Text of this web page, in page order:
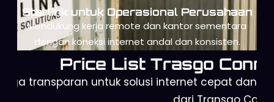
Starlink untuk Operasional Perusahaan
Mendukung kerja remote dan kantor sementara
dengan koneksi internet andal dan konsisten.
Price List Trasgo
transparan untuk solusi internet cepat dan